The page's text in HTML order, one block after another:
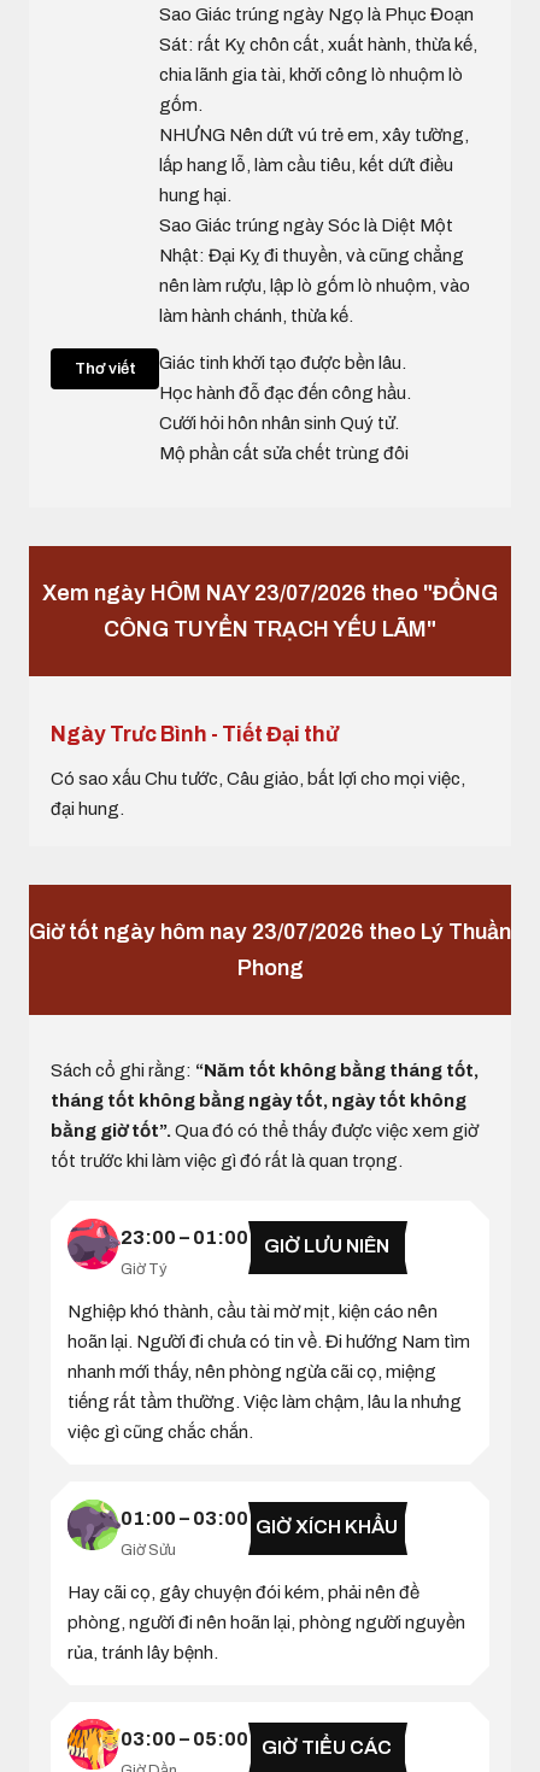
Sao Giác trúng ngày Ngọ là Phục Đoạn
Sát: rất Kỵ chôn cất, xuất hành, thừa kế,
chia lãnh gia tài, khởi công lò nhuộm lò
gốm.
NHƯNG Nên dứt vú trẻ em, xây tường,
lấp hang lỗ, làm cầu tiêu, kết dứt điều
hung hại.
Sao Giác trúng ngày Sóc là Diệt Một
Nhật: Đại Kỵ đi thuyền, và cũng chẳng
nên làm rượu, lập lò gốm lò nhuộm, vào
làm hành chánh, thừa kế.
Thơ viết
Giác tinh khởi tạo được bền lâu.
Học hành đỗ đạc đến công hầu.
Cưới hỏi hôn nhân sinh Quý tử.
Mộ phần cất sửa chết trùng đôi
Xem ngày HÔM NAY 23/07/2026 theo "ĐỔNG
CÔNG TUYỂN TRẠCH YẾU LÃM"
Ngày Trưc Bình - Tiết Đại thử
Có sao xấu Chu tước, Câu giảo, bất lợi cho mọi việc,
đại hung.
Giờ tốt ngày hôm nay 23/07/2026 theo Lý Thuần
Phong
Sách cổ ghi rằng: “Năm tốt không bằng tháng tốt,
tháng tốt không bằng ngày tốt, ngày tốt không
bằng giờ tốt”. Qua đó có thể thấy được việc xem giờ
tốt trước khi làm việc gì đó rất là quan trọng.
23:00 – 01:00
Giờ Tý
GIỜ LƯU NIÊN
Nghiệp khó thành, cầu tài mờ mịt, kiện cáo nên
hoãn lại. Người đi chưa có tin về. Đi hướng Nam tìm
nhanh mới thấy, nên phòng ngừa cãi cọ, miệng
tiếng rất tầm thường. Việc làm chậm, lâu la nhưng
việc gì cũng chắc chắn.
01:00 – 03:00
Giờ Sửu
GIỜ XÍCH KHẨU
Hay cãi cọ, gây chuyện đói kém, phải nên đề
phòng, người đi nên hoãn lại, phòng người nguyền
rủa, tránh lây bệnh.
03:00 – 05:00 GIỜ TIỂU CÁC